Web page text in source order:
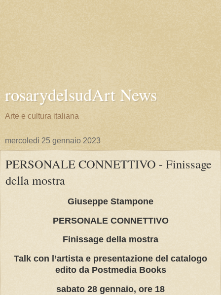
rosarydelsudArt News
Arte e cultura italiana
mercoledì 25 gennaio 2023
PERSONALE CONNETTIVO - Finissage
della mostra
Giuseppe Stampone
PERSONALE CONNETTIVO
Finissage della mostra
Talk con l’artista e presentazione del catalogo
edito da Postmedia Books
sabato 28 gennaio, ore 18